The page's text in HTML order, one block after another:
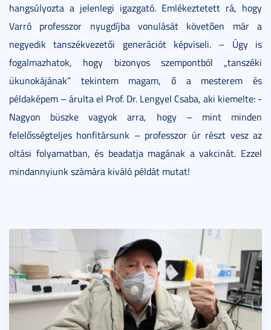
hangsúlyozta a jelenlegi igazgató. Emlékeztetett rá, hogy
Varró professzor nyugdíjba vonulását követően már a
negyedik tanszékvezetői generációt képviseli. – Úgy is
fogalmazhatok, hogy bizonyos szempontból „tanszéki
ükunokájának” tekintem magam, ő a mesterem és
példaképem – árulta el Prof. Dr. Lengyel Csaba, aki kiemelte: -
Nagyon büszke vagyok arra, hogy – mint minden
felelősségteljes honfitársunk – professzor úr részt vesz az
oltási folyamatban, és beadatja magának a vakcinát. Ezzel
mindannyiunk számára kiváló példát mutat!